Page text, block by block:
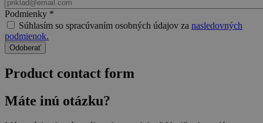
Podmienky *
Súhlasím so spracúvaním osobných údajov za nasledovných
podmienok.
Product contact form
Máte inú otázku?